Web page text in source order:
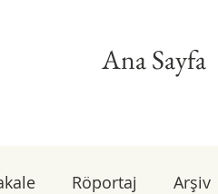
Ana Sayfa
Röportaj Arşiv